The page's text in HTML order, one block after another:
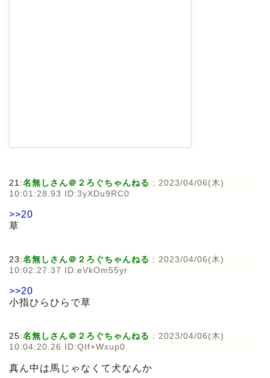
21:名無しさん＠２ろぐちゃんねる : 2023/04/06(木)
10:01:28.93 ID:3yXDu9RC0
>>20
草
23:名無しさん＠２ろぐちゃんねる : 2023/04/06(木)
10:02:27.37 ID:eVkOm55yr
>>20
小指ひらひらで草
25:名無しさん＠２ろぐちゃんねる : 2023/04/06(木)
10:04:20.26 ID:QIf+Wxup0
真ん中は馬じゃなくて犬なんか